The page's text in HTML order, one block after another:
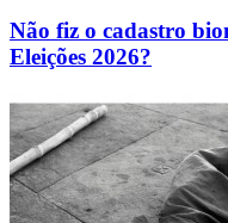
Não fiz o cadastro
Eleições 2026?